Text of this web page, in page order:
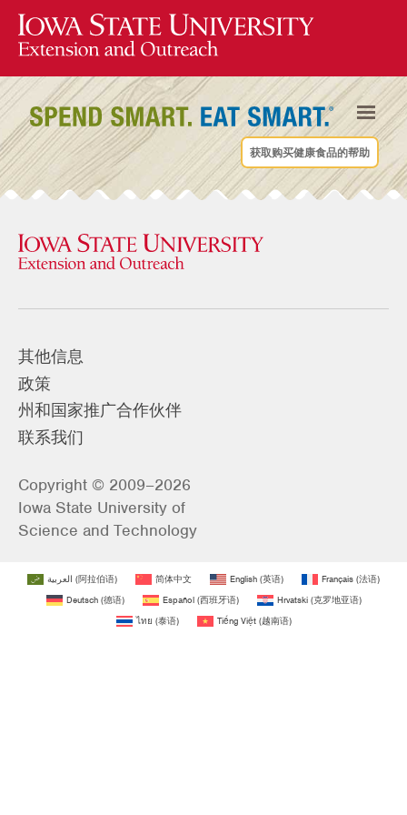
获取购买健康食品的帮助
其他信息
政策
州和国家推广合作伙伴
联系我们
Copyright © 2009–2026
Iowa State University of
Science and Technology
العربية (阿拉伯语) 简体中文 English (英语) Français (法语)
Deutsch(德语) Español(西班牙语) Hrvatski(克罗地亚语)
ไทย (泰语) Tiếng Việt(越南语)